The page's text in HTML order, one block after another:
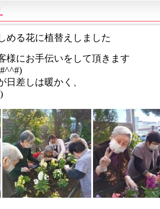
める花に植替えしました
様にお手伝いをして頂きます
日差しは暖かく、